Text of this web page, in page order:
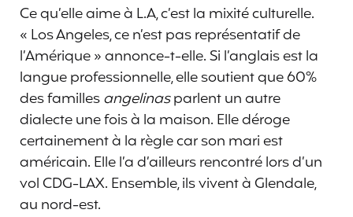
Ce qu’elle aime à L.A, c’est la mixité culturelle.
« Los Angeles, ce n’est pas représentatif de
l’Amérique » annonce-t-elle. Si l’anglais est la
langue professionnelle, elle soutient que 60%
des famillesangelinasparlent un autre
dialecte une fois à la maison. Elle déroge
certainement à la règle car son mari est
américain. Elle l’a d’ailleurs rencontré lors d’un
vol CDG-LAX. Ensemble, ils vivent à Glendale,
au nord-est.